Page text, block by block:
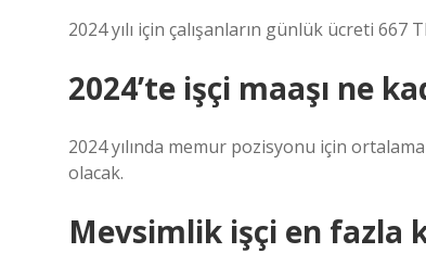
2024 yılı için çalışanların günlük ücreti 667
2024’te işçi maaşı ne
2024 yılında memur pozisyonu için
olacak.
Mevsimlik işçi en fazla